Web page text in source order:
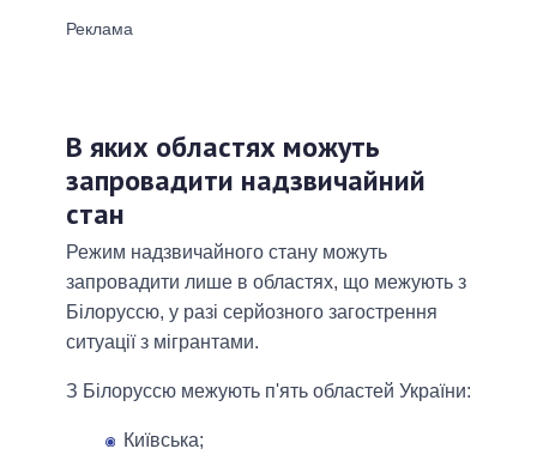
В яких областях можуть
запровадити надзвичайний
стан
Режим надзвичайного стану можуть
запровадити лише в областях, що межують з
Білоруссю, у разі серйозного загострення
ситуації з мігрантами.
З Білоруссю межують п'ять областей України:
Київська;